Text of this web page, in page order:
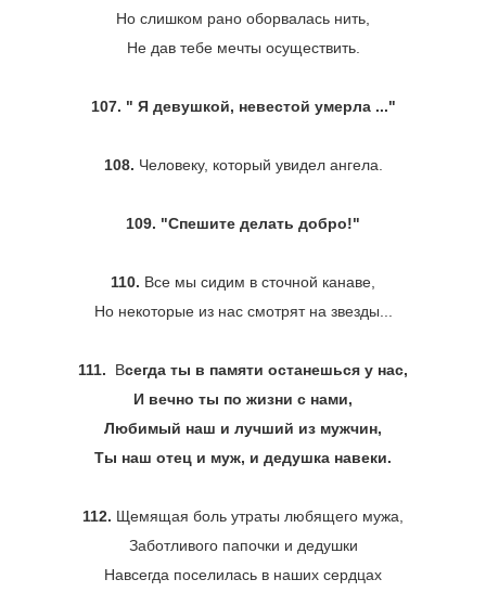
Но слишком рано оборвалась нить,
Не дав тебе мечты осуществить.
107. " Я девушкой, невестой умерла ..."
108. Человеку, который увидел ангела.
109. "Спешите делать добро!"
110. Все мы сидим в сточной канаве,
Но некоторые из нас смотрят на звезды...
111. Всегда ты в памяти останешься у нас,
И вечно ты по жизни с нами,
Любимый наш и лучший из мужчин,
Ты наш отец и муж, и дедушка навеки.
112. Щемящая боль утраты любящего мужа,
Заботливого папочки и дедушки
Навсегда поселилась в наших сердцах